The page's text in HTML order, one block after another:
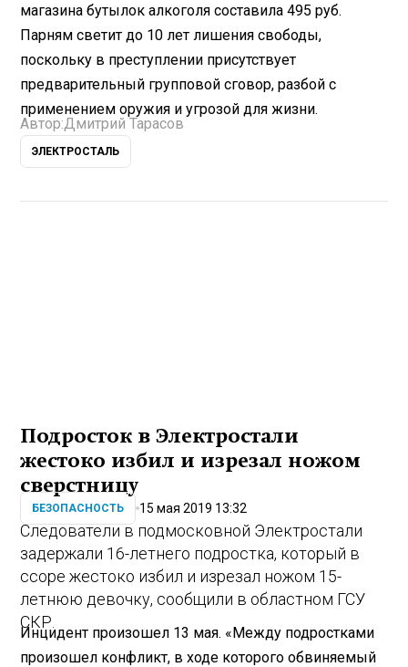
магазина бутылок алкоголя составила 495 руб.
Парням светит до 10 лет лишения свободы,
поскольку в преступлении присутствует
предварительный групповой сговор, разбой с
применением оружия и угрозой для жизни.
Автор:Дмитрий Тарасов
ЭЛЕКТРОСТАЛЬ
Подросток в Электростали
жестоко избил и изрезал ножом
сверстницу
БЕЗОПАСНОСТЬ 15 мая 2019 13:32
Следователи в подмосковной Электростали
задержали 16-летнего подростка, который в
ссоре жестоко избил и изрезал ножом 15-
летнюю девочку, сообщили в областном ГСУ
СКР.
Инцидент произошел 13 мая. «Между подростками
произошел конфликт, в ходе которого обвиняемый